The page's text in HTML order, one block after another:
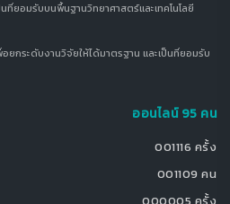
ที่ยอมรับบนพื้นฐานวิทยาศาสตร์และเทคโนโลยี
กระดับงานวิจัยให้ได้มาตรฐาน และเป็นที่ยอมรับ
ออนไลน์ 95 คน
001116 ครั้ง
001109 คน